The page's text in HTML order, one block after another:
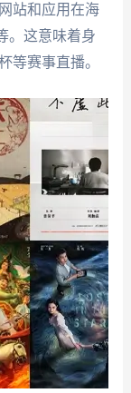
站和应用在海
。这意味着身
等赛事直播。